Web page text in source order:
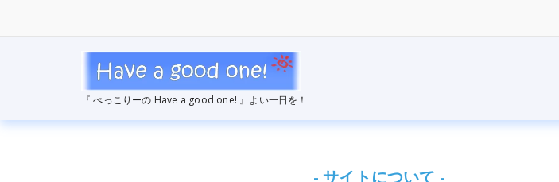
キ
『 ぺっこりーの Have a good one! 』よい一日を！
- サイトについて -